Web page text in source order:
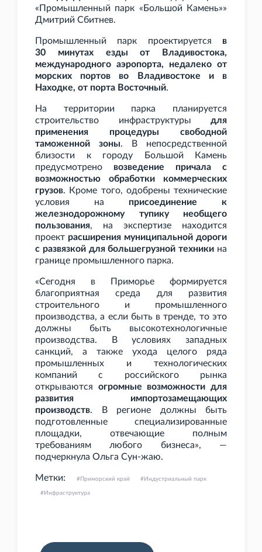
«Промышленный парк «Большой Камень»»
Дмитрий Сбитнев.
Промышленный парк проектируется в
30
минутах езды от Владивостока,
международного аэропорта, недалеко от
морских портов во Владивостоке и в
Находке, от порта Восточный.
На территории парка планируется
строительство инфраструктуры для
применения процедуры свободной
таможенной зоны. В непосредственной
близости к городу Большой Камень
предусмотрено возведение причала с
возможностью обработки коммерческих
грузов. Кроме того, одобрены технические
условия на присоединение к
железнодорожному тупику необщего
пользования, на экспертизе находится
проект расширения муниципальной дороги
с развязкой для большегрузной техники на
границе промышленного парка.
«Сегодня в Приморье формируется
благоприятная среда для развития
строительного и промышленного
производства, а если быть в тренде, то это
должны быть высокотехнологичные
производства. В условиях западных
санкций, а также ухода целого ряда
промышленных и технологических
компаний с российского рынка
открываются огромные возможности для
развития импортозамещающих
производств. В регионе должны быть
подготовленные специализированные
площадки, отвечающие полным
требованиям любого бизнеса», —
подчеркнула Ольга Сун-жаю.
Метки: Приморский край Индустриальный парк
Инфраструктура